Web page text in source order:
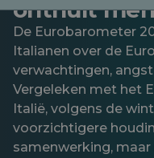
onthult
De Eurobarometer
Italianen over de
verwachtingen,
Vergeleken met het
Italië, volgens de
voorzichtigere
samenwerking,